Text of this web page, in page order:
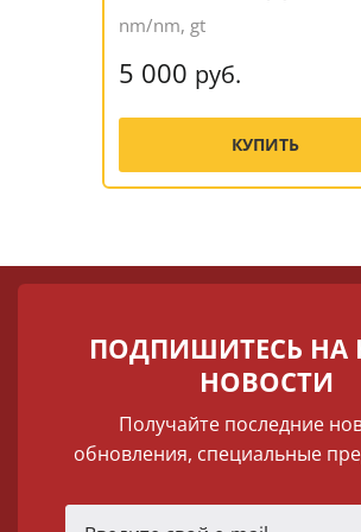
nm/nm, gt
5 000 руб.
КУПИТЬ
ПОДПИШИТЕСЬ
НОВОСТИ
Получайте последние
обновления, специальные